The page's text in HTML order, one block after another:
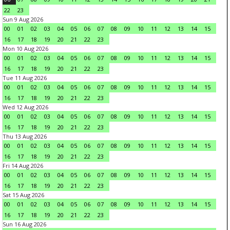
22
23
Sun 9 Aug 2026
00
01 02 03 04 05 06 07 08 09 10 11 12 13 14
15
16
17 18 19 20 21 22
23
Mon 10 Aug 2026
00
01 02 03 04 05 06 07 08 09 10 11 12 13 14
15
16
17 18 19 20 21 22
23
Tue 11 Aug 2026
00
01 02 03 04 05 06 07 08 09 10 11 12 13 14
15
16
17 18 19 20 21 22
23
Wed 12 Aug 2026
00
01 02 03 04 05 06 07 08 09 10 11 12 13 14
15
16
17 18 19 20 21 22
23
Thu 13 Aug 2026
00
01 02 03 04 05 06 07 08 09 10 11 12 13 14
15
16
17 18 19 20 21 22
23
Fri 14 Aug 2026
00
01 02 03 04 05 06 07 08 09 10 11 12 13 14
15
16
17 18 19 20 21 22
23
Sat 15 Aug 2026
00
01 02 03 04 05 06 07 08 09 10 11 12 13 14
15
16
17 18 19 20 21 22
23
Sun 16 Aug 2026